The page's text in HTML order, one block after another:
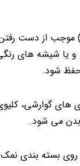
از دست
یا شیشه های
حفظ شود.
گوارشی،
بدن می شود.
بسته بندی